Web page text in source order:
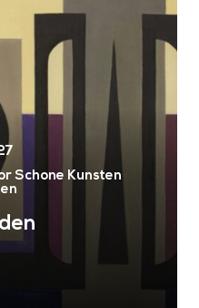
Schone Kunsten